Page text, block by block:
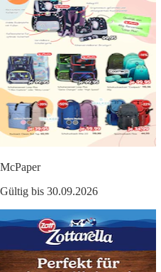
McPaper
Gültig bis 30.09.2026